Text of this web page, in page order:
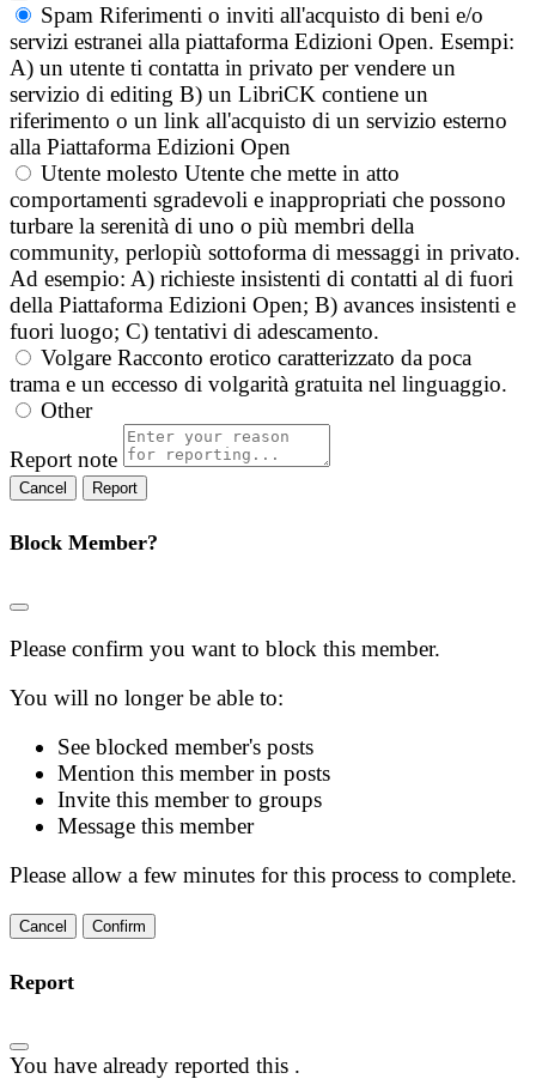
Spam Riferimenti o inviti all'acquisto di beni e/o
servizi estranei alla piattaforma Edizioni Open. Esempi:
A) un utente ti contatta in privato per vendere un
servizio di editing B) un LibriCK contiene un
riferimento o un link all'acquisto di un servizio esterno
alla Piattaforma Edizioni Open
Utente molesto Utente che mette in atto
comportamenti sgradevoli e inappropriati che possono
turbare la serenità di uno o più membri della
community, perlopiù sottoforma di messaggi in privato.
Ad esempio: A) richieste insistenti di contatti al di fuori
della Piattaforma Edizioni Open; B) avances insistenti e
fuori luogo; C) tentativi di adescamento.
Volgare Racconto erotico caratterizzato da poca
trama e un eccesso di volgarità gratuita nel linguaggio.
Other
Report note
Report
Block Member?
Please confirm you want to block this member.
You will no longer be able to:
See blocked member's posts
Mention this member in posts
Invite this member to groups
Message this member
Please allow a few minutes for this process to complete.
Confirm
Report
You have already reported this .